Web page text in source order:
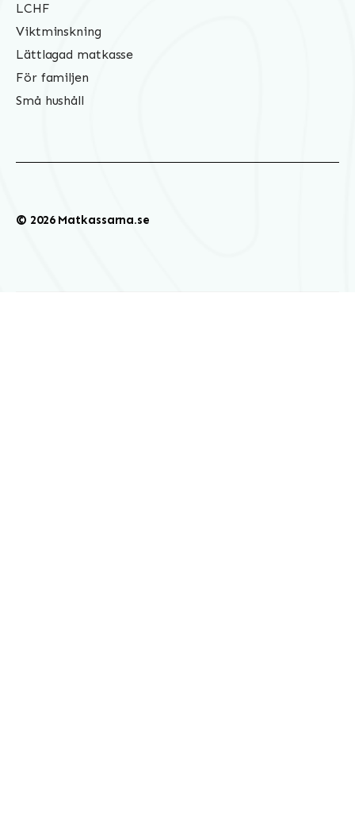
LCHF
Viktminskning
Lättlagad matkasse
För familjen
Små hushåll
© 2026 Matkassarna.se